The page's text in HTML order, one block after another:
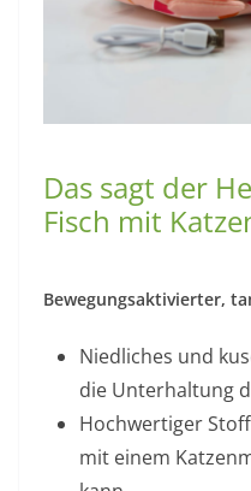
Das sagt der
Fisch mit
Bewegungsaktivierter,
Niedliches und
die Unterhaltung
Hochwertiger
mit einem